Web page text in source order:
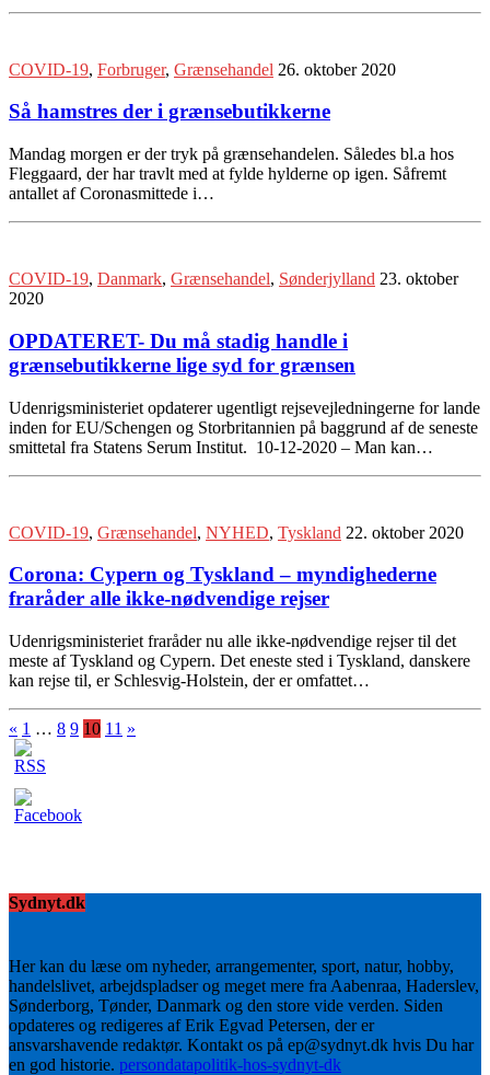
COVID-19, Forbruger, Grænsehandel 26. oktober 2020
Så hamstres der i grænsebutikkerne
Mandag morgen er der tryk på grænsehandelen. Således bl.a hos
Fleggaard, der har travlt med at fylde hylderne op igen. Såfremt
antallet af Coronasmittede i…
COVID-19, Danmark, Grænsehandel, Sønderjylland 23. oktober
2020
OPDATERET- Du må stadig handle i
grænsebutikkerne lige syd for grænsen
Udenrigsministeriet opdaterer ugentligt rejsevejledningerne for lande
inden for EU/Schengen og Storbritannien på baggrund af de seneste
smittetal fra Statens Serum Institut. 10-12-2020 – Man kan…
COVID-19, Grænsehandel, NYHED, Tyskland 22. oktober 2020
Corona: Cypern og Tyskland – myndighederne
fraråder alle ikke-nødvendige rejser
Udenrigsministeriet fraråder nu alle ikke-nødvendige rejser til det
meste af Tyskland og Cypern. Det eneste sted i Tyskland, danskere
kan rejse til, er Schlesvig-Holstein, der er omfattet…
« 1 … 8 9 10 11 »
Sydnyt.dk
Her kan du læse om nyheder, arrangementer, sport, natur, hobby,
handelslivet, arbejdspladser og meget mere fra Aabenraa, Haderslev,
Sønderborg, Tønder, Danmark og den store vide verden. Siden
opdateres og redigeres af Erik Egvad Petersen, der er
ansvarshavende redaktør. Kontakt os på ep@sydnyt.dk hvis Du har
en god historie. persondatapolitik-hos-sydnyt-dk